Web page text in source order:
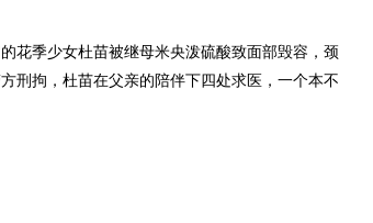
季少女杜苗被继母米央泼硫酸致面部毁容，颈
刑拘，杜苗在父亲的陪伴下四处求医，一个本不